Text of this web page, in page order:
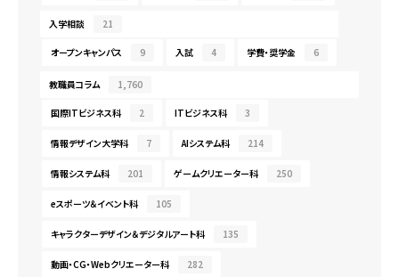
入学相談 21
オープンキャンパス 9 入試 4 学費・奨学金 6
教職員コラム 1,760
国際ITビジネス科 2 ITビジネス科 3
情報デザイン大学科 7 AIシステム科 214
情報システム科 201 ゲームクリエーター科 250
eスポーツ＆イベント科 105
キャラクターデザイン＆デジタルアート科 135
動画・CG・Webクリエーター科 282